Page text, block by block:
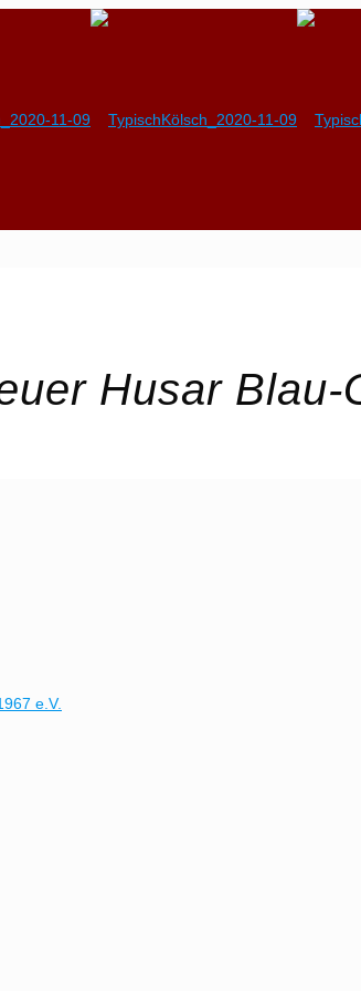
Husar Blau-
e.V.